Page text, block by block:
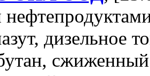
дизельное